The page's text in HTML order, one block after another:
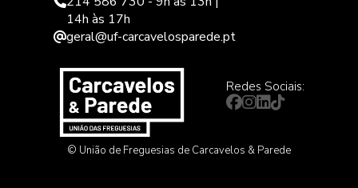
14h às 17h
geral@uf-carcavelosparede.pt
© União de Freguesias de Carcavelos & Parede
Redes Sociais: